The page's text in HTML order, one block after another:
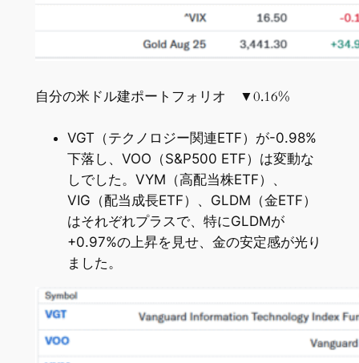
自分の米ドル建ポートフォリオ ▼0.16%
VGT（テクノロジー関連ETF）が-0.98%
下落し、VOO（S&P500 ETF）は変動な
しでした。VYM（高配当株ETF）、
VIG（配当成長ETF）、GLDM（金ETF）
はそれぞれプラスで、特にGLDMが
+0.97%の上昇を見せ、金の安定感が光り
ました。